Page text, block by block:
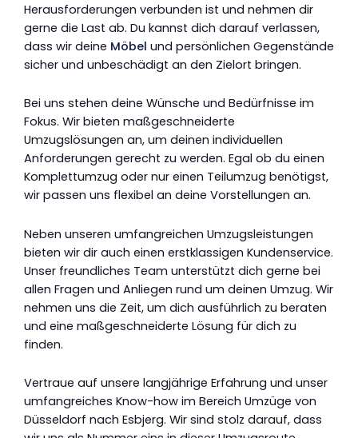
Herausforderungen verbunden ist und nehmen dir
gerne die Last ab. Du kannst dich darauf verlassen,
dass wir deine Möbel und persönlichen Gegenstände
sicher und unbeschädigt an den Zielort bringen.
Bei uns stehen deine Wünsche und Bedürfnisse im
Fokus. Wir bieten maßgeschneiderte
Umzugslösungen an, um deinen individuellen
Anforderungen gerecht zu werden. Egal ob du einen
Komplettumzug oder nur einen Teilumzug benötigst,
wir passen uns flexibel an deine Vorstellungen an.
Neben unseren umfangreichen Umzugsleistungen
bieten wir dir auch einen erstklassigen Kundenservice.
Unser freundliches Team unterstützt dich gerne bei
allen Fragen und Anliegen rund um deinen Umzug. Wir
nehmen uns die Zeit, um dich ausführlich zu beraten
und eine maßgeschneiderte Lösung für dich zu
finden.
Vertraue auf unsere langjährige Erfahrung und unser
umfangreiches Know-how im Bereich Umzüge von
Düsseldorf nach Esbjerg. Wir sind stolz darauf, dass